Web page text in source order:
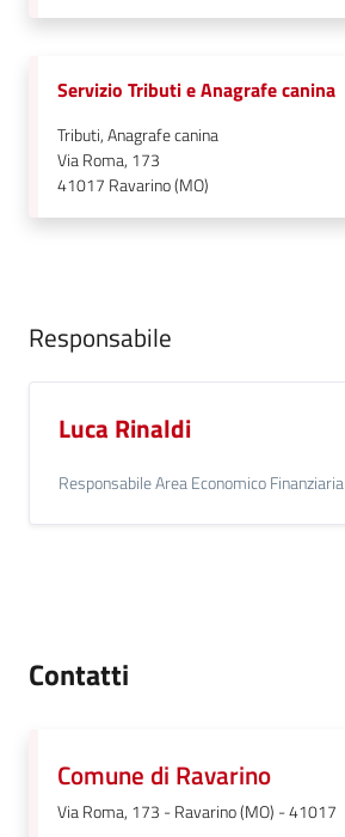
Servizio Tributi e Anagrafe canina
Tributi, Anagrafe canina
Via Roma, 173
41017 Ravarino (MO)
Responsabile
Luca Rinaldi
Responsabile Area Economico Finanziaria
Contatti
Comune di Ravarino
Via Roma, 173 - Ravarino (MO) - 41017